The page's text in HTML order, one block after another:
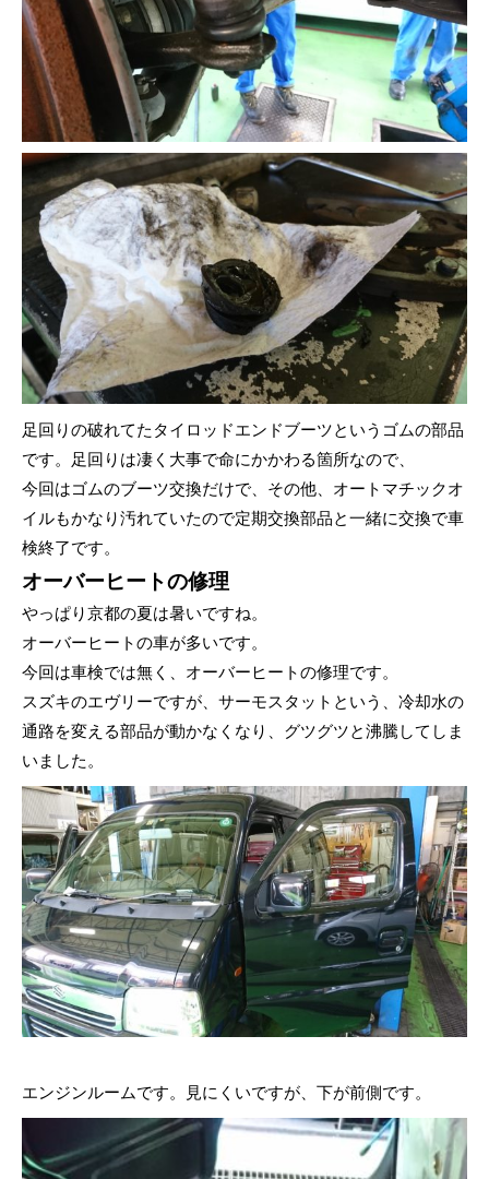
足回りの破れてたタイロッドエンドブーツというゴムの部品
です。足回りは凄く大事で命にかかわる箇所なので、
今回はゴムのブーツ交換だけで、その他、オートマチックオ
イルもかなり汚れていたので定期交換部品と一緒に交換で車
検終了です。
オーバーヒートの修理
やっぱり京都の夏は暑いですね。
オーバーヒートの車が多いです。
今回は車検では無く、オーバーヒートの修理です。
スズキのエヴリーですが、サーモスタットという、冷却水の
通路を変える部品が動かなくなり、グツグツと沸騰してしま
いました。
エンジンルームです。見にくいですが、下が前側です。